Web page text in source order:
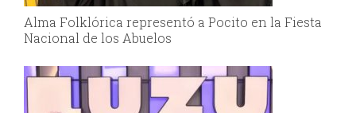
Alma Folklórica representó a Pocito en la Fiesta
Nacional de los Abuelos